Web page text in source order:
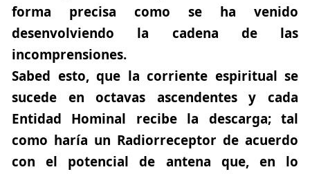
forma precisa como se ha venido
desenvolviendo la cadena de las
incomprensiones.
Sabed esto, que la corriente espiritual se
sucede en octavas ascendentes y cada
Entidad Hominal recibe la descarga; tal
como haría un Radiorreceptor de acuerdo
con el potencial de antena que, en lo